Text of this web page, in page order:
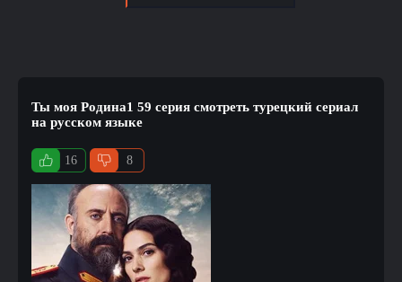
Ты моя Родина1 59 серия смотреть турецкий сериал
на русском языке
16 8